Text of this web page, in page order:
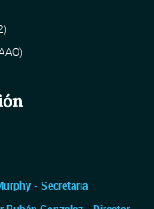
- Secretaria